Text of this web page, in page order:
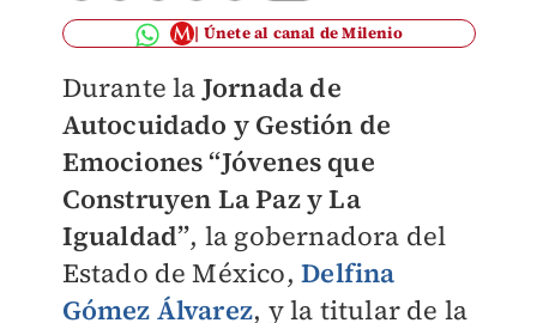
Únete al canal de Milenio
Durante la Jornada de
Autocuidado y Gestión de
Emociones “Jóvenes que
Construyen La Paz y La
Igualdad”, la gobernadora del
Estado de México,Delfina
Gómez Álvarez, y la titular de la